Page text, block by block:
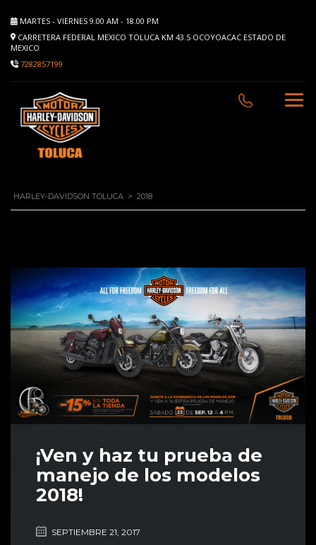
MARTES - VIERNES 9.00 AM - 18.00 PM
CARRETERA FEDERAL MEXICO TOLUCA KM 43.5 OCOYOACAC ESTADO DE
MEXICO
7282857199
HARLEY-DAVIDSON TOLUCA > 2018
¡Ven y haz tu prueba de
manejo de los modelos
2018!
SEPTIEMBRE 21, 2017